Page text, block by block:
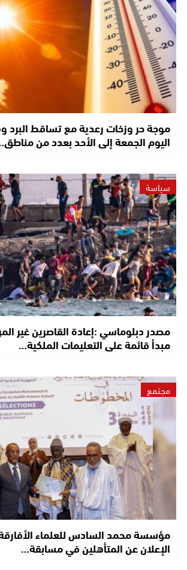
موجة حر وزخات رعدية مع تساقط البرد
اليوم الجمعة إلى الأحد بعدد من
سياسة
مصدر دبلوماسي :إعادة القاصرين غير
مبدأ قائمة على التعليمات الملكية…
مجتمع
مؤسسة محمد السادس للعلماء
الإعلان عن المتأهلين في مسابقة…